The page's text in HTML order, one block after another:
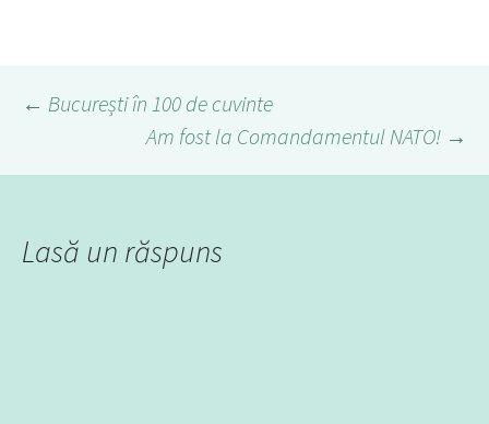
Navigare
în
← București în 100 de cuvinte
Am fost la Comandamentul NATO! →
Lasă un răspuns